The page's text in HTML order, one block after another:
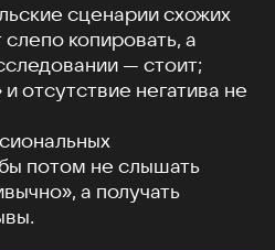
сценарии схожих
копировать, а
— стоит;
отсутствие негатива не
потом не слышать
а получать